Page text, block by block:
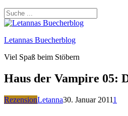
Letannas Buecherblog
Viel Spaß beim Stöbern
Haus der Vampire 05:
RezensionLetanna30. Januar 20111